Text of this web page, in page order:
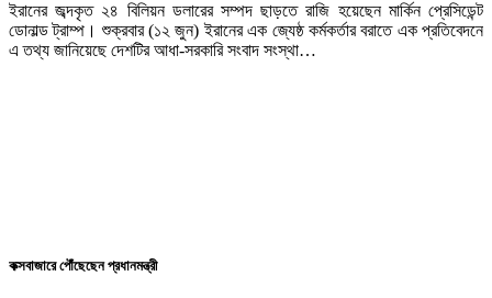
ইরানের জব্দকৃত ২৪ বিলিয়ন ডলারের সম্পদ ছাড়তে রাজি হয়েছেন মার্কিন প্রেসিডেন্ট
ডোনাল্ড ট্রাম্প। শুক্রবার (১২ জুন) ইরানের এক জ্যেষ্ঠ কর্মকর্তার বরাতে এক প্রতিবেদনে
এ তথ্য জানিয়েছে দেশটির আধা-সরকারি সংবাদ সংস্থা…
কক্সবাজারে পৌঁছেছেন প্রধানমন্ত্রী